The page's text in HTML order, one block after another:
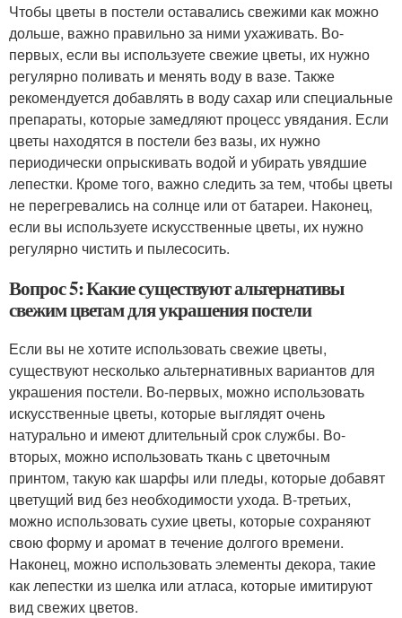
Чтобы цветы в постели оставались свежими как можно
дольше, важно правильно за ними ухаживать. Во-
первых, если вы используете свежие цветы, их нужно
регулярно поливать и менять воду в вазе. Также
рекомендуется добавлять в воду сахар или специальные
препараты, которые замедляют процесс увядания. Если
цветы находятся в постели без вазы, их нужно
периодически опрыскивать водой и убирать увядшие
лепестки. Кроме того, важно следить за тем, чтобы цветы
не перегревались на солнце или от батареи. Наконец,
если вы используете искусственные цветы, их нужно
регулярно чистить и пылесосить.
Вопрос 5: Какие существуют альтернативы
свежим цветам для украшения постели
Если вы не хотите использовать свежие цветы,
существуют несколько альтернативных вариантов для
украшения постели. Во-первых, можно использовать
искусственные цветы, которые выглядят очень
натурально и имеют длительный срок службы. Во-
вторых, можно использовать ткань с цветочным
принтом, такую как шарфы или пледы, которые добавят
цветущий вид без необходимости ухода. В-третьих,
можно использовать сухие цветы, которые сохраняют
свою форму и аромат в течение долгого времени.
Наконец, можно использовать элементы декора, такие
как лепестки из шелка или атласа, которые имитируют
вид свежих цветов.